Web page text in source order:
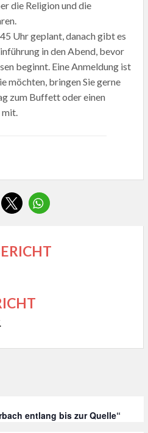
die Religion und die
Uhr geplant, danach gibt es
in den Abend, bevor
beginnt. Eine Anmeldung ist
möchten, bringen Sie gerne
zum Buffett oder einen
mit.
entlang bis zur Quelle“